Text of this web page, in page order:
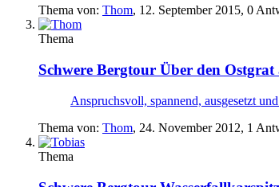
Thema von: Thom, 12. September 2015, 0
Thema
Schwere Bergtour Über den
Anspruchsvoll, spannend, ausgesetzt
Thema von: Thom, 24. November 2012, 1
Thema